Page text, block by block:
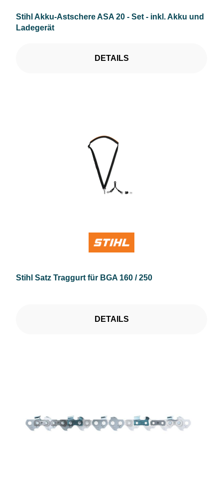
Stihl Akku-Astschere ASA 20 - Set - inkl. Akku und
Ladegerät
DETAILS
Stihl Satz Traggurt für BGA 160 / 250
DETAILS